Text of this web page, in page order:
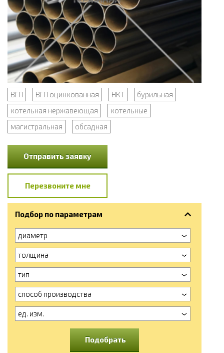
ВГП ВГП оцинкованная НКТ
бурильная
котельная нержавеющая
котельные
магистральная
обсадная
Отправить заявку
Перезвоните мне
Подбор по параметрам
диаметр
толщина
тип
способ производства
ед. изм.
Подобрать